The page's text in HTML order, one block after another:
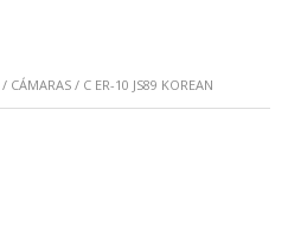
/ CÁMARAS / C ER-10 JS89 KOREAN